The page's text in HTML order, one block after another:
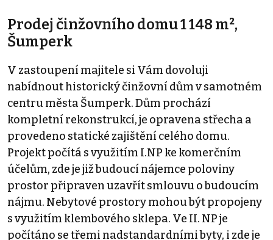
Prodej činžovního domu 1 148 m²,
Šumperk
V zastoupení majitele si Vám dovoluji
nabídnout historický činžovní dům v samotném
centru města Šumperk. Dům prochází
kompletní rekonstrukcí, je opravena střecha a
provedeno statické zajištění celého domu.
Projekt počítá s využitím I.NP ke komerčním
účelům, zde je již budoucí nájemce poloviny
prostor připraven uzavřít smlouvu o budoucím
nájmu. Nebytové prostory mohou být propojeny
s využitím klembového sklepa. Ve II. NP je
počítáno se třemi nadstandardními byty, i zde je